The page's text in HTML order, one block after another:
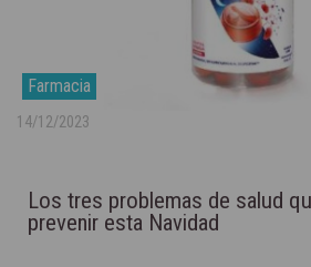
Farmacia
14/12/2023
Los tres problemas de salud
prevenir esta Navidad